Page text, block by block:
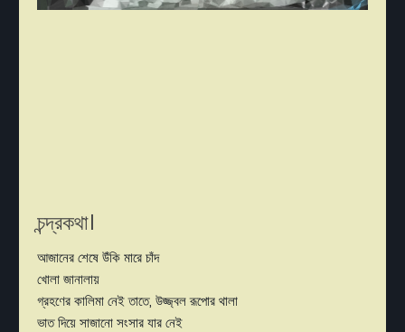
চন্দ্রকথা।
আজানের শেষে উঁকি মারে চাঁদ
খোলা জানালায়
গ্রহণের কালিমা নেই তাতে, উজ্জ্বল রূপোর থালা
ভাত দিয়ে সাজানো সংসার যার নেই